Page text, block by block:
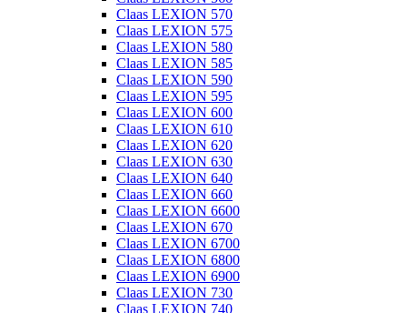
Claas LEXION 570
Claas LEXION 575
Claas LEXION 580
Claas LEXION 585
Claas LEXION 590
Claas LEXION 595
Claas LEXION 600
Claas LEXION 610
Claas LEXION 620
Claas LEXION 630
Claas LEXION 640
Claas LEXION 660
Claas LEXION 6600
Claas LEXION 670
Claas LEXION 6700
Claas LEXION 6800
Claas LEXION 6900
Claas LEXION 730
Claas LEXION 740